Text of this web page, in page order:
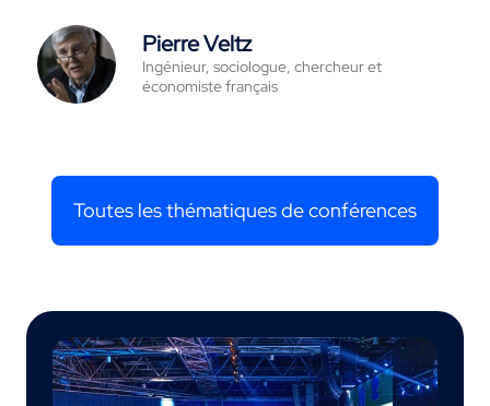
Pierre Veltz
Ingénieur, sociologue, chercheur et
économiste français
Toutes les thématiques de conférences